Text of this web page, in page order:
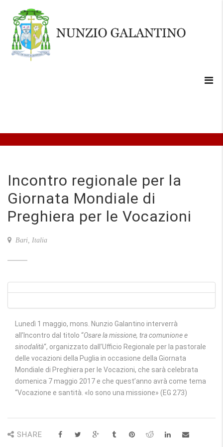
Incontro regionale per la
Giornata Mondiale di
Preghiera per le Vocazioni
Bari, Italia
Lunedì 1 maggio, mons. Nunzio Galantino interverrà
all’Incontro dal titolo “Osare la missione, tra comunione e
sinodalità“, organizzato dall’Ufficio Regionale per la pastorale
delle vocazioni della Puglia in occasione della Giornata
Mondiale di Preghiera per le Vocazioni, che sarà celebrata
domenica 7 maggio 2017 e che quest’anno avrà come tema
“Vocazione e santità. «Io sono una missione» (EG 273)
SHARE